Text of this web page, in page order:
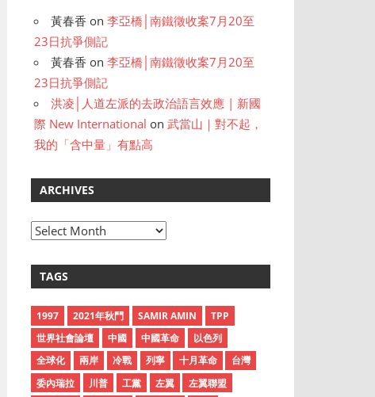
黃春香 on李亞橋│南鐵徵收案7月20至
23日抗爭側記
黃春香 on李亞橋│南鐵徵收案7月20至
23日抗爭側記
洪凌│人道左派的去政治語言效應 | 新國
際 New International on武當山｜對不起，
我的「含中量」有點高
ARCHIVES
A
h
v
e
s
TAGS
1997 2021年秋鬥 SAMIR AMIN
TPP
世界社會論壇
中國 中國革命
以色列
全球化
兩岸 冷戰 列寧 十月革命
台灣
委內瑞拉
川普 工黨 左翼
左翼聯盟